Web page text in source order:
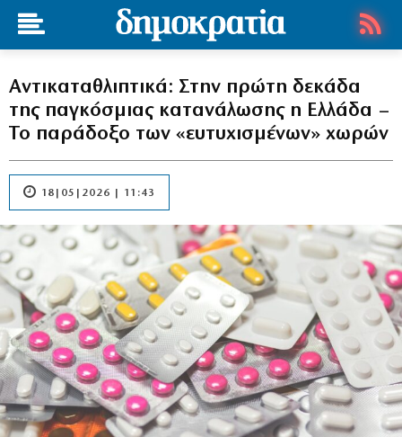
Αντικαταθλιπτικά: Στην πρώτη δεκάδα
της παγκόσμιας κατανάλωσης η Ελλάδα –
Το παράδοξο των «ευτυχισμένων» χωρών
18|05|2026 | 11:43